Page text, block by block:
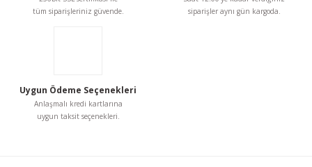
tüm siparişleriniz güvende.
siparişler aynı gün kargoda.
Uygun Ödeme Seçenekleri
Anlaşmalı kredi kartlarına
uygun taksit seçenekleri.